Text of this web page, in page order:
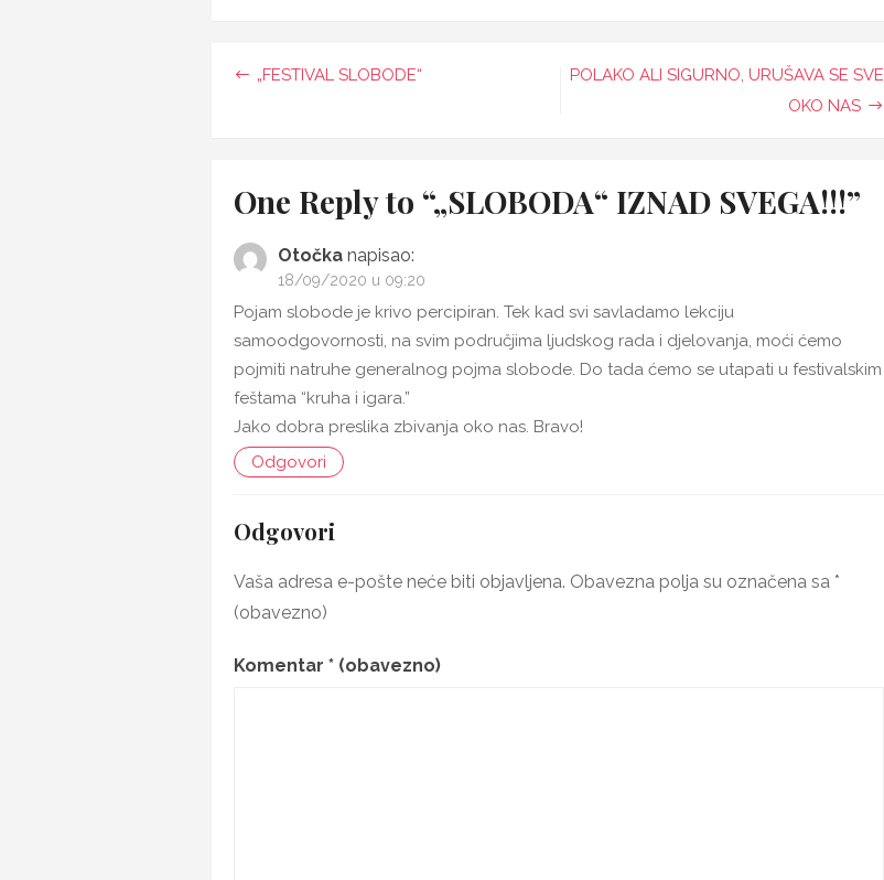
Navigacija
„FESTIVAL SLOBODE“
POLAKO ALI SIGURNO, URUŠAVA SE SVE
OKO NAS
One Reply to “„SLOBODA“ IZNAD SVEGA!!!”
Otočka napisao:
18/09/2020 u 09:20
Pojam slobode je krivo percipiran. Tek kad svi savladamo lekciju
samoodgovornosti, na svim područjima ljudskog rada i djelovanja, moći ćemo
pojmiti natruhe generalnog pojma slobode. Do tada ćemo se utapati u festivalskim
feštama “kruha i igara.”
Jako dobra preslika zbivanja oko nas. Bravo!
Odgovori
Odgovori
Vaša adresa e-pošte neće biti objavljena. Obavezna polja su označena sa *
(obavezno)
Komentar * (obavezno)